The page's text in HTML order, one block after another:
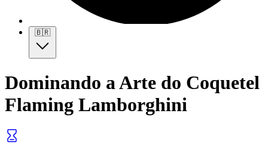
🇧🇷
Dominando a Arte do Coquetel
Flaming Lamborghini